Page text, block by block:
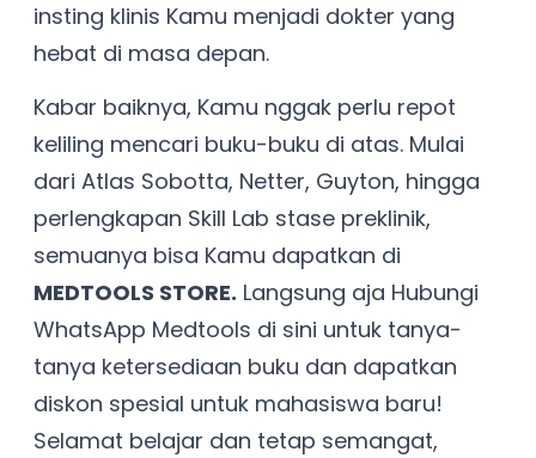
insting klinis Kamu menjadi dokter yang
hebat di masa depan.
Kabar baiknya, Kamu nggak perlu repot
keliling mencari buku-buku di atas. Mulai
dari Atlas Sobotta, Netter, Guyton, hingga
perlengkapan Skill Lab stase preklinik,
semuanya bisa Kamu dapatkan di
MEDTOOLS STORE. Langsung aja Hubungi
WhatsApp Medtools di sini untuk tanya-
tanya ketersediaan buku dan dapatkan
diskon spesial untuk mahasiswa baru!
Selamat belajar dan tetap semangat,